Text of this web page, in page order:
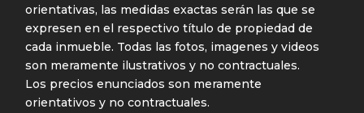
orientativas, las medidas exactas serán las que se
expresen en el respectivo título de propiedad de
cada inmueble. Todas las fotos, imagenes y videos
son meramente ilustrativos y no contractuales.
Los precios enunciados son meramente
orientativos y no contractuales.